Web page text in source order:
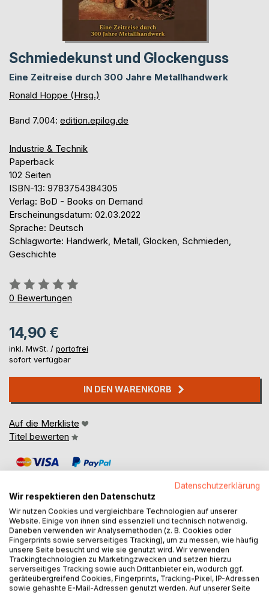
Schmiedekunst und Glockenguss
Eine Zeitreise durch 300 Jahre Metallhandwerk
Ronald Hoppe (Hrsg.)
Band 7.004: edition.epilog.de
Industrie & Technik
Paperback
102 Seiten
ISBN-13: 9783754384305
Verlag: BoD - Books on Demand
Erscheinungsdatum: 02.03.2022
Sprache: Deutsch
Schlagworte: Handwerk, Metall, Glocken, Schmieden,
Geschichte
Bewertung::
0%
0 Bewertungen
14,90 €
inkl. MwSt. / portofrei
sofort verfügbar
IN DEN WARENKORB
Auf die Merkliste
Titel bewerten
BESCHREIBUNG
Eine Zeitreise in Originaldokumenten durch die Geschichte
des Metallhandwerks vom späten 16. bis ins 19.
Jahrhundert. Viele heute vergessene Techniken,
Datenschutzerklärung
Wir respektieren den Datenschutz
Wir nutzen Cookies und vergleichbare Technologien auf unserer
Website. Einige von ihnen sind essenziell und technisch notwendig.
Daneben verwenden wir Analysemethoden (z. B. Cookies oder
Fingerprints sowie serverseitiges Tracking), um zu messen, wie häufig
unsere Seite besucht und wie sie genutzt wird. Wir verwenden
Trackingtechnologien zu Marketingzwecken und setzen hierzu
serverseitiges Tracking sowie auch Drittanbieter ein, wodurch ggf.
geräteübergreifend Cookies, Fingerprints, Tracking-Pixel, IP-Adressen
sowie gehashte E-Mail-Adressen genutzt werden. Auf unserer Seite